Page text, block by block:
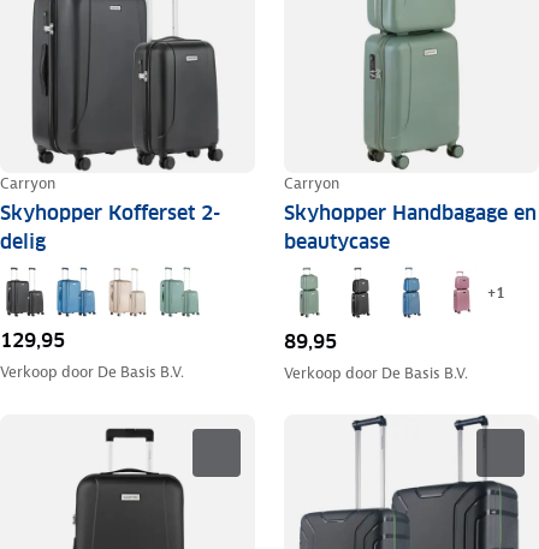
Carryon
Skyhopper Kofferset 2-
delig
129,95
Verkoop door De Basis B.V.
Carryon
Skyhopper Handbagage en
beautycase
+1
89,95
Verkoop door De Basis B.V.